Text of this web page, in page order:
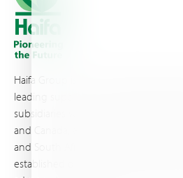
Haifa Group is a multi-national
leading supplier of specialty
subsidiaries worldwide, with
and Canada, as well as proprietary
and South Africa. Backed by
established distribution and logistics